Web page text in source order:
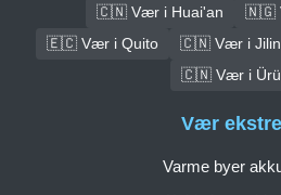
🇨🇳 Vær i Huai'an
🇳🇬
🇪🇨 Vær i Quito
🇨🇳 Vær i Jilin
🇨🇳 Vær i
Vær
Varme byer